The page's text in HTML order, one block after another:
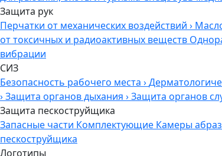
Защита рук
Перчатки от механических воздействий ›
от токсичных и радиоактивных веществ
вибрации
СИЗ
Безопасность рабочего места ›
›Защита органов дыхания ›Защита органов
Защита пескоструйщика
Запасные части Комплектующие Камеры
пескоструйщика
Логотипы